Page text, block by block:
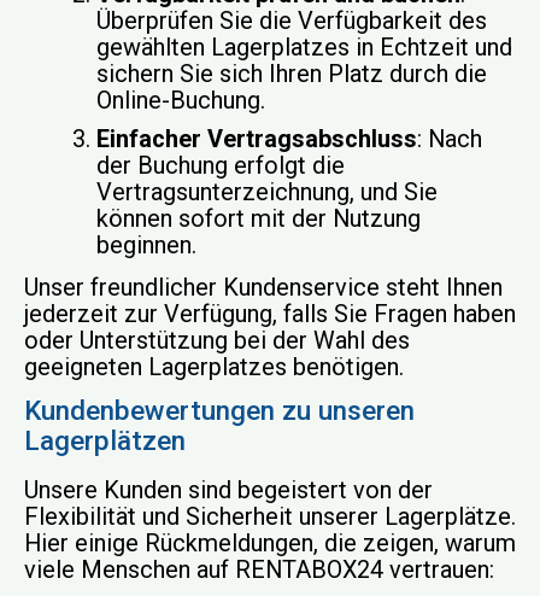
Überprüfen Sie die Verfügbarkeit des
gewählten Lagerplatzes in Echtzeit und
sichern Sie sich Ihren Platz durch die
Online-Buchung.
Einfacher Vertragsabschluss: Nach
der Buchung erfolgt die
Vertragsunterzeichnung, und Sie
können sofort mit der Nutzung
beginnen.
Unser freundlicher Kundenservice steht Ihnen
jederzeit zur Verfügung, falls Sie Fragen haben
oder Unterstützung bei der Wahl des
geeigneten Lagerplatzes benötigen.
Kundenbewertungen zu unseren
Lagerplätzen
Unsere Kunden sind begeistert von der
Flexibilität und Sicherheit unserer Lagerplätze.
Hier einige Rückmeldungen, die zeigen, warum
viele Menschen auf RENTABOX24 vertrauen: